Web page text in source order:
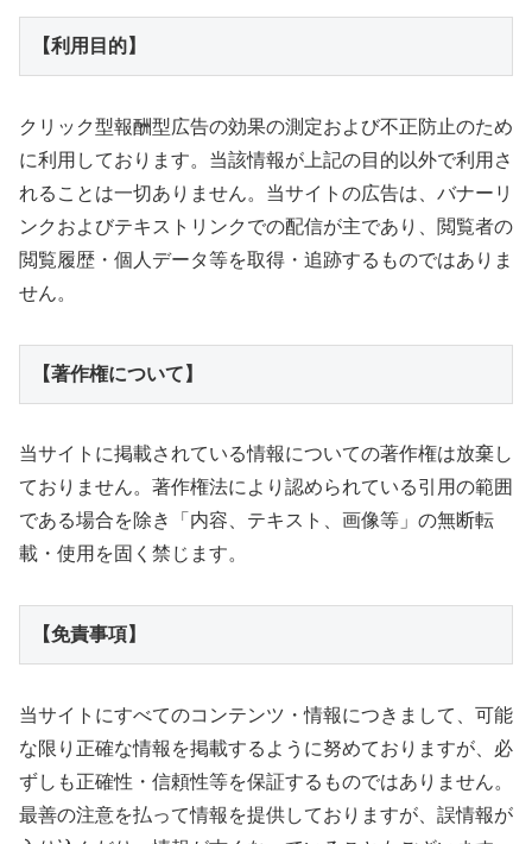
【利用目的】
クリック型報酬型広告の効果の測定および不正防止のため
に利用しております。当該情報が上記の目的以外で利用さ
れることは一切ありません。当サイトの広告は、バナーリ
ンクおよびテキストリンクでの配信が主であり、閲覧者の
閲覧履歴・個人データ等を取得・追跡するものではありま
せん。
【著作権について】
当サイトに掲載されている情報についての著作権は放棄し
ておりません。著作権法により認められている引用の範囲
である場合を除き「内容、テキスト、画像等」の無断転
載・使用を固く禁じます。
【免責事項】
当サイトにすべてのコンテンツ・情報につきまして、可能
な限り正確な情報を掲載するように努めておりますが、必
ずしも正確性・信頼性等を保証するものではありません。
最善の注意を払って情報を提供しておりますが、誤情報が